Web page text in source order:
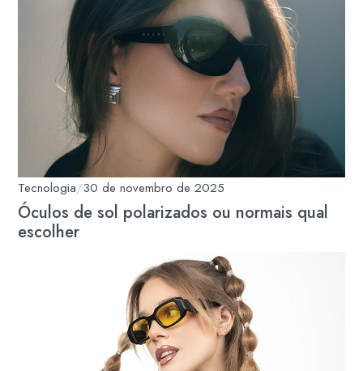
Tecnologia/30 de novembro de 2025
Óculos de sol polarizados ou normais qual
escolher